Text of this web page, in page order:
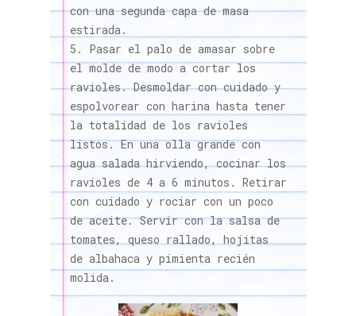
con una segunda capa de masa
estirada.
Pasar el palo de amasar sobre
el molde de modo a cortar los
ravioles. Desmoldar con cuidado y
espolvorear con harina hasta tener
la totalidad de los ravioles
listos. En una olla grande con
agua salada hirviendo, cocinar los
ravioles de 4 a 6 minutos. Retirar
con cuidado y rociar con un poco
de aceite. Servir con la salsa de
tomates, queso rallado, hojitas
de albahaca y pimienta recién
molida.